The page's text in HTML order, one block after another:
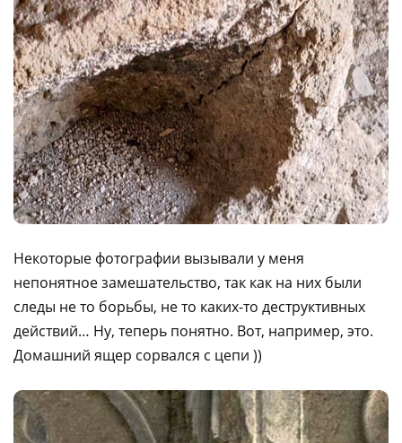
Некоторые фотографии вызывали у меня
непонятное замешательство, так как на них были
следы не то борьбы, не то каких-то деструктивных
действий… Ну, теперь понятно. Вот, например, это.
Домашний ящер сорвался с цепи ))